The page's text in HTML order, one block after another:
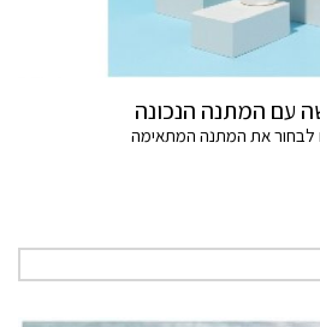
עם המתנה הנכונה
לבחור את המתנה המתאימה